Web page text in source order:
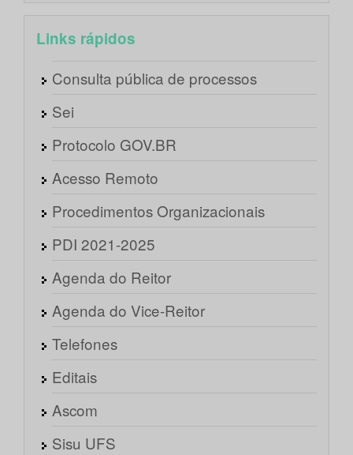
Links rápidos
Consulta pública de processos
Sei
Protocolo GOV.BR
Acesso Remoto
Procedimentos Organizacionais
PDI 2021-2025
Agenda do Reitor
Agenda do Vice-Reitor
Telefones
Editais
Ascom
Sisu UFS